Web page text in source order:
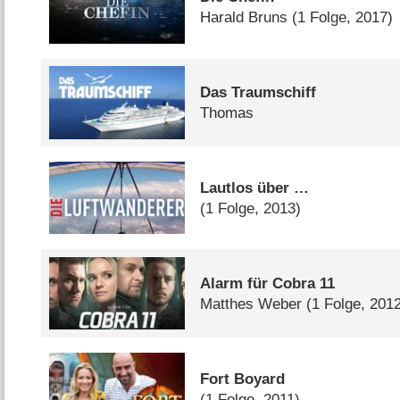
Harald Bruns (1 Folge, 2017)
Das Traumschiff
Thomas
Lautlos über …
(1 Folge, 2013)
Alarm für Cobra 11
Matthes Weber (1 Folge,
Fort Boyard